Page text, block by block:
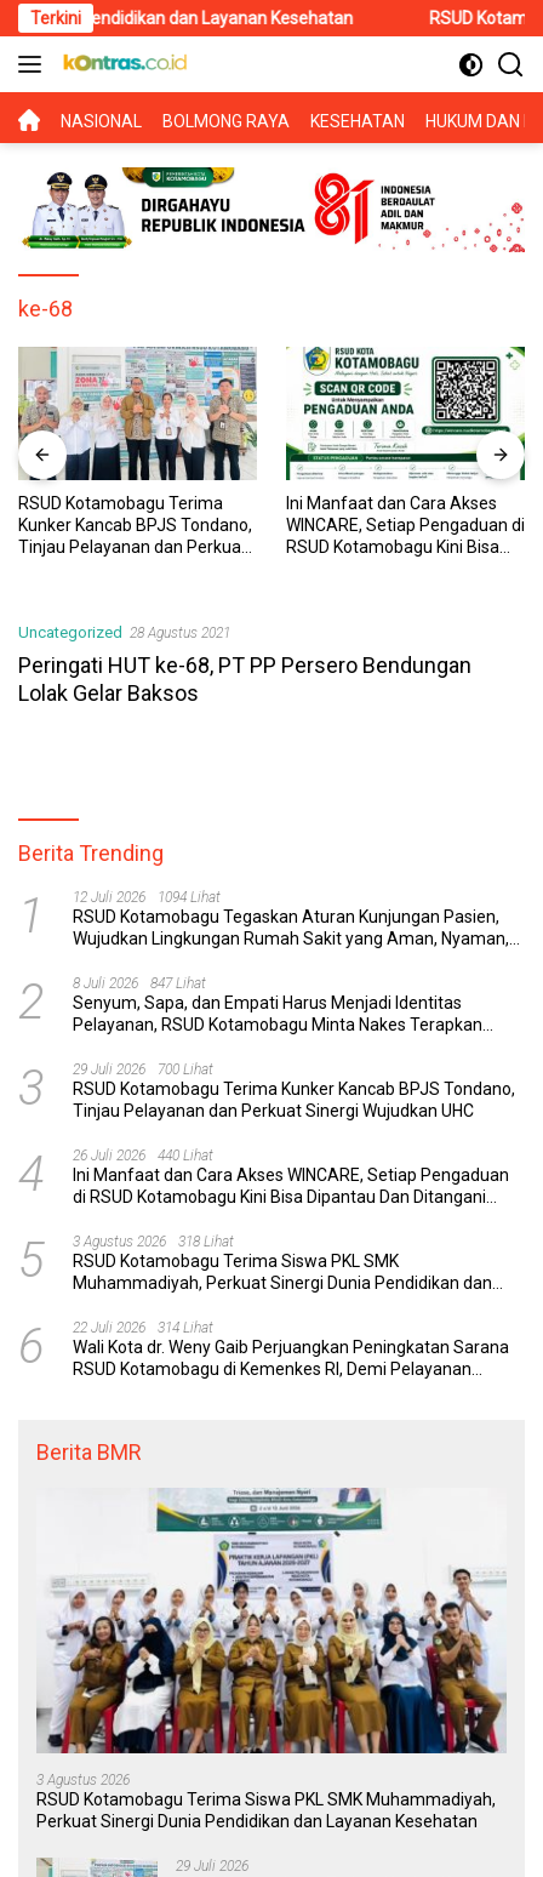
Langsung
ke
konten
Terkini
Pendidikan dan Layanan Kesehatan RSUD Kotamobagu
BERANDA
NASIONAL BOLMONG RAYA KESEHATAN HUKUM DAN
ke-68
RSUD Kotamobagu Terima
Kunker Kancab BPJS Tondano,
Tinjau Pelayanan dan Perkuat
Ini Manfaat dan Cara Akses
WINCARE, Setiap Pengaduan di
RSUD Kotamobagu Kini Bisa
Uncategorized 28 Agustus 2021
Peringati HUT ke-68, PT PP Persero Bendungan
Lolak Gelar Baksos
Berita Trending
1 12 Juli 2026 1094 Lihat
RSUD Kotamobagu Tegaskan Aturan Kunjungan Pasien,
Wujudkan Lingkungan Rumah Sakit yang Aman, Nyaman,
2 8 Juli 2026 847 Lihat
Senyum, Sapa, dan Empati Harus Menjadi Identitas
Pelayanan, RSUD Kotamobagu Minta Nakes Terapkan
3 29 Juli 2026 700 Lihat
RSUD Kotamobagu Terima Kunker Kancab BPJS Tondano,
Tinjau Pelayanan dan Perkuat Sinergi Wujudkan UHC
4 26 Juli 2026 440 Lihat
Ini Manfaat dan Cara Akses WINCARE, Setiap Pengaduan
di RSUD Kotamobagu Kini Bisa Dipantau Dan Ditangani
5 3 Agustus 2026 318 Lihat
RSUD Kotamobagu Terima Siswa PKL SMK
Muhammadiyah, Perkuat Sinergi Dunia Pendidikan dan
6 22 Juli 2026 314 Lihat
Wali Kota dr. Weny Gaib Perjuangkan Peningkatan Sarana
RSUD Kotamobagu di Kemenkes RI, Demi Pelayanan
Berita BMR
3 Agustus 2026
RSUD Kotamobagu Terima Siswa PKL SMK Muhammadiyah,
Perkuat Sinergi Dunia Pendidikan dan Layanan Kesehatan
29 Juli 2026